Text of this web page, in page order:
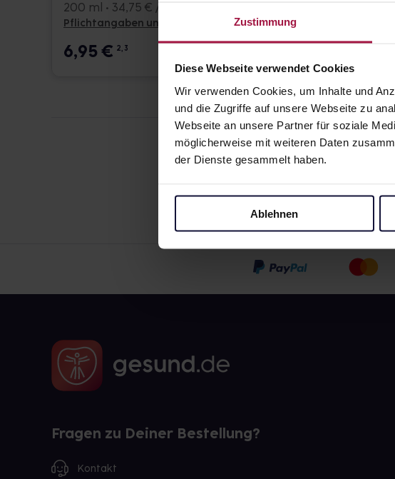
Zustimmung
Diese Webseite verwendet Cookies
Wir verwenden Cookies, um Inhalte und
und die Zugriffe auf unsere Webseite zu
Webseite an unsere Partner für soziale
möglicherweise mit weiteren Daten
der Dienste gesammelt haben.
Ablehnen
200 ml • 34,75 € / l
Pflichtangaben und Details
6,95€ 2, 3
Pflichtangaben und
9,95€
Fragen zu Deiner Bestellung?
Kontakt